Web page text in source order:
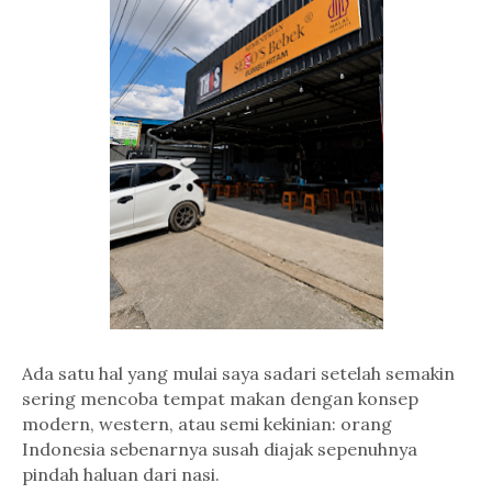
Ada satu hal yang mulai saya sadari setelah semakin
sering mencoba tempat makan dengan konsep
modern, western, atau semi kekinian: orang
Indonesia sebenarnya susah diajak sepenuhnya
pindah haluan dari nasi.